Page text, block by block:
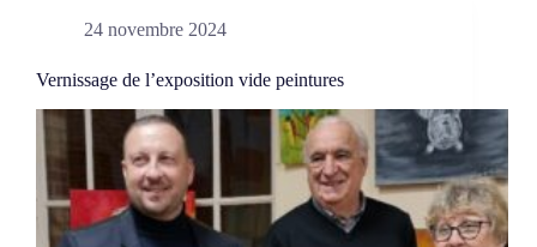
24 novembre 2024
Vernissage de l’exposition vide peintures